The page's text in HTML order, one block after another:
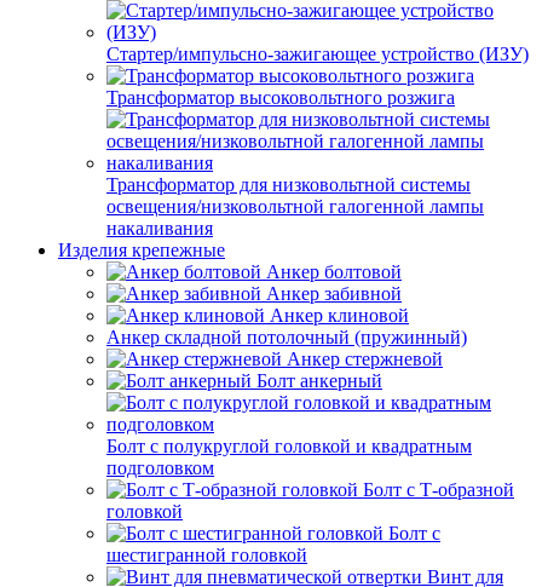
Стартер/импульсно-зажигающее устройство (ИЗУ)
Трансформатор высоковольтного розжига
Трансформатор для низковольтной системы
освещения/низковольтной галогенной лампы
накаливания
Изделия крепежные
Анкер болтовой
Анкер забивной
Анкер клиновой
Анкер складной потолочный (пружинный)
Анкер стержневой
Болт анкерный
Болт с полукруглой головкой и квадратным
подголовком
Болт с Т-образной
головкой
Болт с
шестигранной головкой
Винт для